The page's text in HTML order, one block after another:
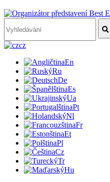
cz
En
Ru
De
Es
Ua
Pt
Nl
Fr
Et
Pl
Cz
Tr
Hu